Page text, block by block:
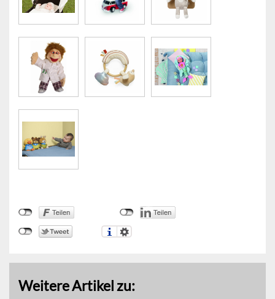
Weitere Artikel zu: